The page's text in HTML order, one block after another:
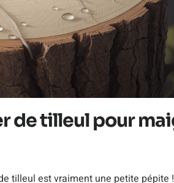
de tilleul pour
tilleul est vraiment une petite pépite